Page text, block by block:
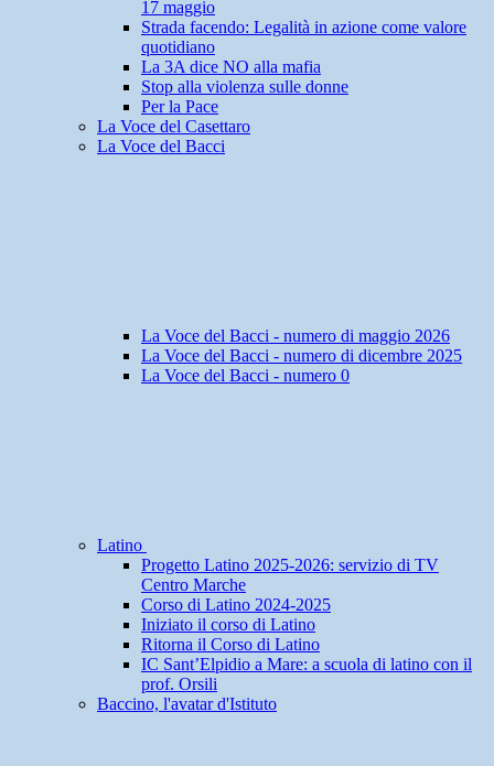
17 maggio
Strada facendo: Legalità in azione come valore
quotidiano
La 3A dice NO alla mafia
Stop alla violenza sulle donne
Per la Pace
La Voce del Casettaro
La Voce del Bacci
La Voce del Bacci - numero di maggio 2026
La Voce del Bacci - numero di dicembre 2025
La Voce del Bacci - numero 0
Latino
Progetto Latino 2025-2026: servizio di TV
Centro Marche
Corso di Latino 2024-2025
Iniziato il corso di Latino
Ritorna il Corso di Latino
IC Sant’Elpidio a Mare: a scuola di latino con il
prof. Orsili
Baccino, l'avatar d'Istituto